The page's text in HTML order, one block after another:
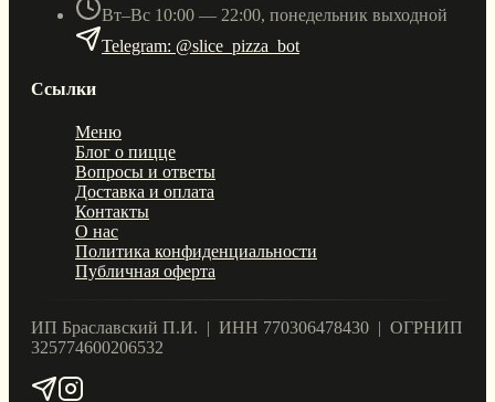
Вт–Вс 10:00 — 22:00, понедельник выходной
Telegram: @slice_pizza_bot
Ссылки
Меню
Блог о пицце
Вопросы и ответы
Доставка и оплата
Контакты
О нас
Политика конфиденциальности
Публичная оферта
ИП Браславский П.И. | ИНН 770306478430 | ОГРНИП
325774600206532